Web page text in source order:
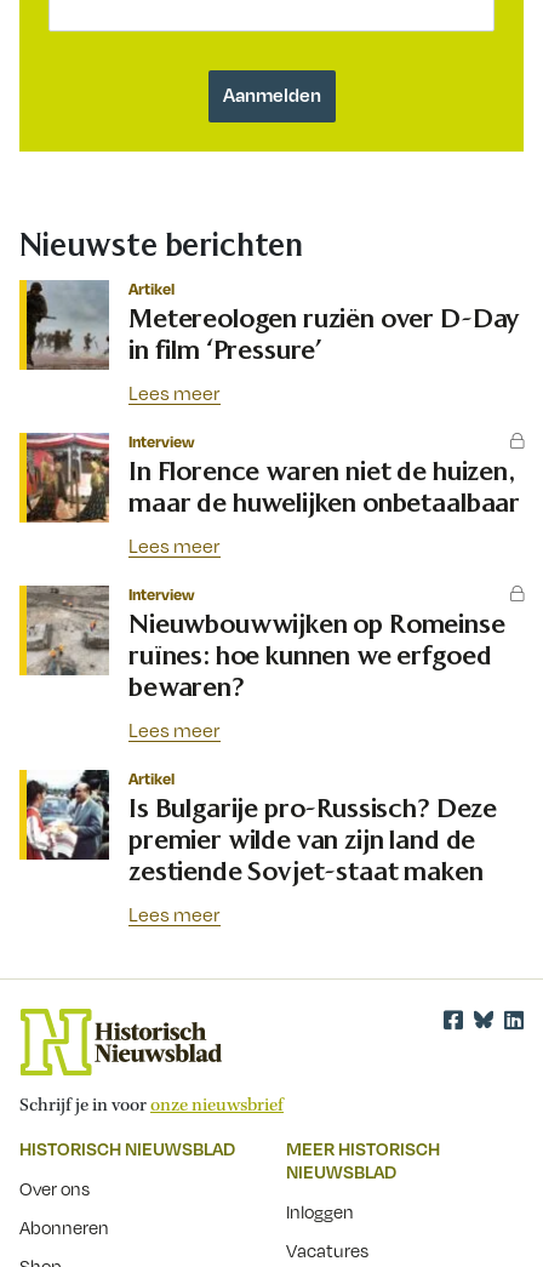
Nieuwste berichten
Artikel
Metereologen ruziën over D-Day
in film ‘Pressure’
Lees meer
Interview
In Florence waren niet de huizen,
maar de huwelijken onbetaalbaar
Lees meer
Interview
Nieuwbouwwijken op Romeinse
ruïnes: hoe kunnen we erfgoed
bewaren?
Lees meer
Artikel
Is Bulgarije pro-Russisch? Deze
premier wilde van zijn land de
zestiende Sovjet-staat maken
Lees meer
Schrijf je in vooronze nieuwsbrief
HISTORISCH NIEUWSBLAD
Over ons
Abonneren
MEER HISTORISCH
NIEUWSBLAD
Inloggen
Vacatures